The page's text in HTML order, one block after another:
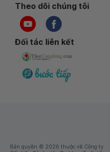
Theo dõi chúng tôi
Đối tác liên kết
Bản quyền © 2026 thuộc về Công ty